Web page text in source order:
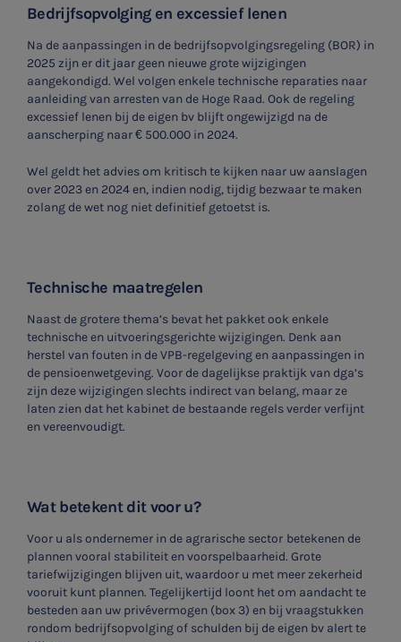
Bedrijfsopvolging en excessief lenen
Na de aanpassingen in de bedrijfsopvolgingsregeling (BOR) in
2025 zijn er dit jaar geen nieuwe grote wijzigingen
aangekondigd. Wel volgen enkele technische reparaties naar
aanleiding van arresten van de Hoge Raad. Ook de regeling
excessief lenen bij de eigen bv blijft ongewijzigd na de
aanscherping naar € 500.000 in 2024.
Wel geldt het advies om kritisch te kijken naar uw aanslagen
over 2023 en 2024 en, indien nodig, tijdig bezwaar te maken
zolang de wet nog niet definitief getoetst is.
Technische maatregelen
Naast de grotere thema’s bevat het pakket ook enkele
technische en uitvoeringsgerichte wijzigingen. Denk aan
herstel van fouten in de VPB-regelgeving en aanpassingen in
de pensioenwetgeving. Voor de dagelijkse praktijk van dga’s
zijn deze wijzigingen slechts indirect van belang, maar ze
laten zien dat het kabinet de bestaande regels verder verfijnt
en vereenvoudigt.
Wat betekent dit voor u?
Voor u als ondernemer in de agrarische sector betekenen de
plannen vooral stabiliteit en voorspelbaarheid. Grote
tariefwijzigingen blijven uit, waardoor u met meer zekerheid
vooruit kunt plannen. Tegelijkertijd loont het om aandacht te
besteden aan uw privévermogen (box 3) en bij vraagstukken
rondom bedrijfsopvolging of schulden bij de eigen bv alert te